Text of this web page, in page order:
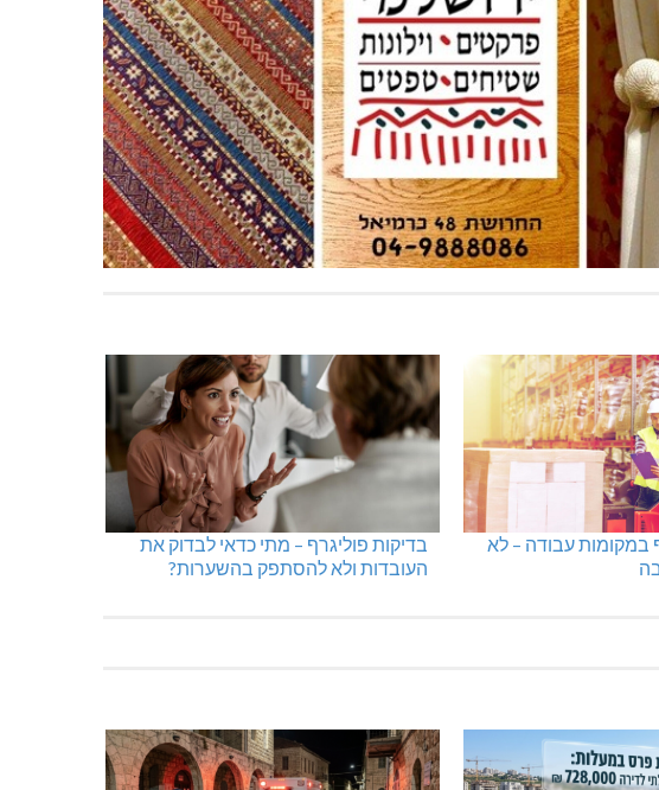
במקומות עבודה – לא
בדיקות פוליגרף – מתי כדאי לבדוק את
העובדות ולא להסתפק בהשערות?